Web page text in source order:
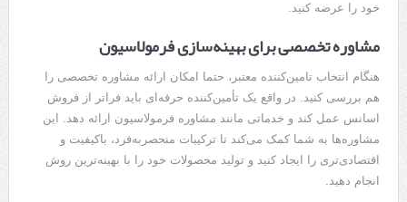
خود را عرضه کنید.
مشاوره تخصصی برای بهینه‌سازی فرمولاسیون
هنگام انتخاب تامین‌کننده معتبر، حتما امکان ارائه مشاوره تخصصی را
هم بررسی کنید. در واقع یک تأمین‌کننده حرفه‌ای باید فراتر از فروش
اسانس عمل کند و خدماتی مانند مشاوره فرمولاسیون ارائه دهد. این
مشاوره‌ها به شما کمک می‌کند تا ترکیبات منحصربه‌فرد، باکیفیت و
اقتصادی‌تری را ایجاد کنید و تولید محصولات خود را با بهینه‌ترین روش
انجام دهید.